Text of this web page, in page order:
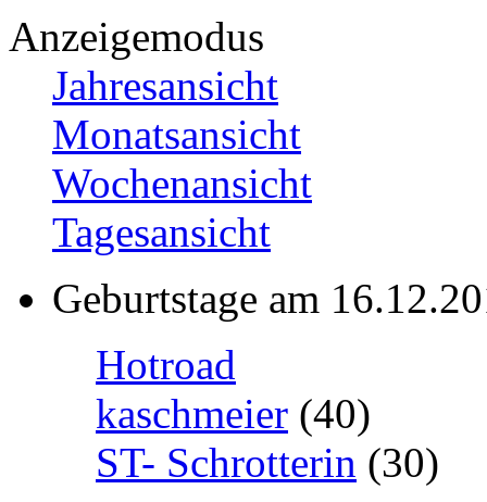
Anzeigemodus
Jahresansicht
Monatsansicht
Wochenansicht
Tagesansicht
Geburtstage am
Hotroad
kaschmeier (40)
ST- Schrotterin (30)